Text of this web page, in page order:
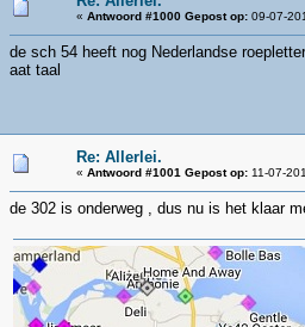
« Antwoord #1000 Gepost op: 09-07-
de sch 54 heeft nog Nederlandse
aat taal
Re: Allerlei.
« Antwoord #1001 Gepost op: 11-07-
de 302 is onderweg , dus nu is het klaar